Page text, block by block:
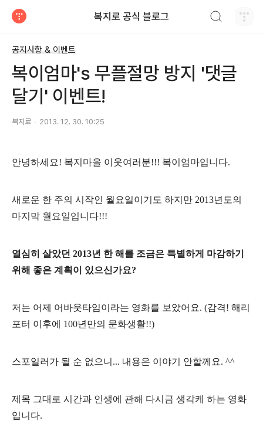
복지로 공식 블로그
공지사항 & 이벤트
복이엄마's 무플절망 방지 '댓글
달기' 이벤트!
복지로 2013. 12. 30. 10:25
안녕하세요! 복지마을 이웃여러분!!! 복이엄마입니다.
새로운 한 주의 시작인 월요일이기도 하지만 2013년도의
마지막 월요일입니다!!!
열심히 살았던 2013년 한 해를 조금은 특별하게 마감하기
위해 좋은 계획이 있으신가요?
저는 어제 어바웃타임이라는 영화를 보았어요. (감격! 해리
포터 이후에 100년만의 문화생활!!)
스포일러가 될 순 없으니... 내용은 이야기 안할께요. ^^
제목 그대로 시간과 인생에 관해 다시금 생각케 하는 영화
입니다.